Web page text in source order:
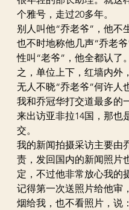
个雅号，走过20多年。
别人叫他“乔老爷”，他不
也不时地称他几声“乔老
性叫“老爷”，他全都认了
之，单位上下，红墙内外
无人不晓“乔老爷”何许人
我和乔冠华打交道最多的
来出访亚非拉14国，那也
交。
我的新闻拍摄采访主要由
责，发回国内的新闻照片
定，不过他非常放心我的
记得第一次送照片给他审
烟给我，也不看照片，说